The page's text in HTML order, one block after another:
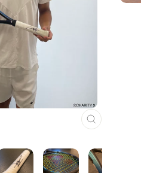
閉
（ESC）